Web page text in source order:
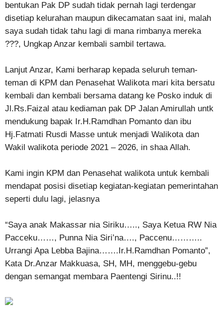
bentukan Pak DP sudah tidak pernah lagi terdengar
disetiap kelurahan maupun dikecamatan saat ini, malah
saya sudah tidak tahu lagi di mana rimbanya mereka
???, Ungkap Anzar kembali sambil tertawa.
Lanjut Anzar, Kami berharap kepada seluruh teman-
teman di KPM dan Penasehat Walikota mari kita bersatu
kembali dan kembali bersama datang ke Posko induk di
Jl.Rs.Faizal atau kediaman pak DP Jalan Amirullah untk
mendukung bapak Ir.H.Ramdhan Pomanto dan ibu
Hj.Fatmati Rusdi Masse untuk menjadi Walikota dan
Wakil walikota periode 2021 – 2026, in shaa Allah.
Kami ingin KPM dan Penasehat walikota untuk kembali
mendapat posisi disetiap kegiatan-kegiatan pemerintahan
seperti dulu lagi, jelasnya
“Saya anak Makassar nia Siriku….., Saya Ketua RW Nia
Pacceku……, Punna Nia Siri’na…., Paccenu………..
Urrangi Apa Lebba Bajina…….Ir.H.Ramdhan Pomanto”,
Kata Dr.Anzar Makkuasa, SH, MH, menggebu-gebu
dengan semangat membara Paentengi Sirinu..!!